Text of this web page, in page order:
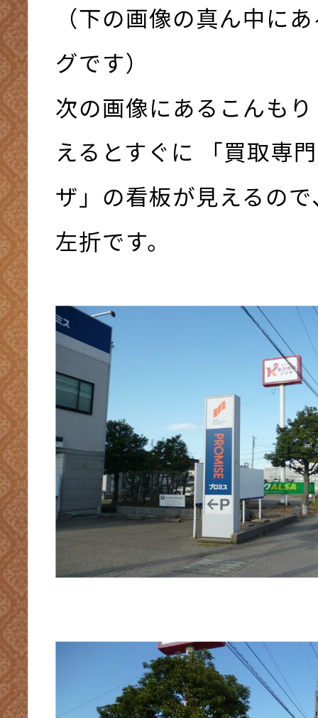
（下の画像の真ん中に
グです）
次の画像にあるこんも
えるとすぐに 「買取専
ザ」の看板が見えるの
左折です。